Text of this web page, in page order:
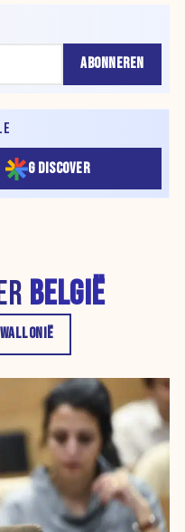
ABONNEREN
G DISCOVER
BELGIË
WALLONIË